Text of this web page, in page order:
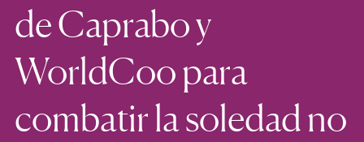
de Caprabo y
WorldCoo para
combatir la soledad no